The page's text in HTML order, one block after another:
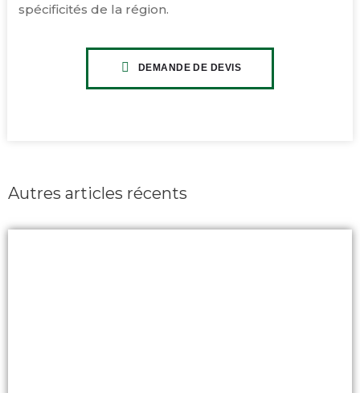
spécificités de la région.
DEMANDE DE DEVIS
Autres articles récents